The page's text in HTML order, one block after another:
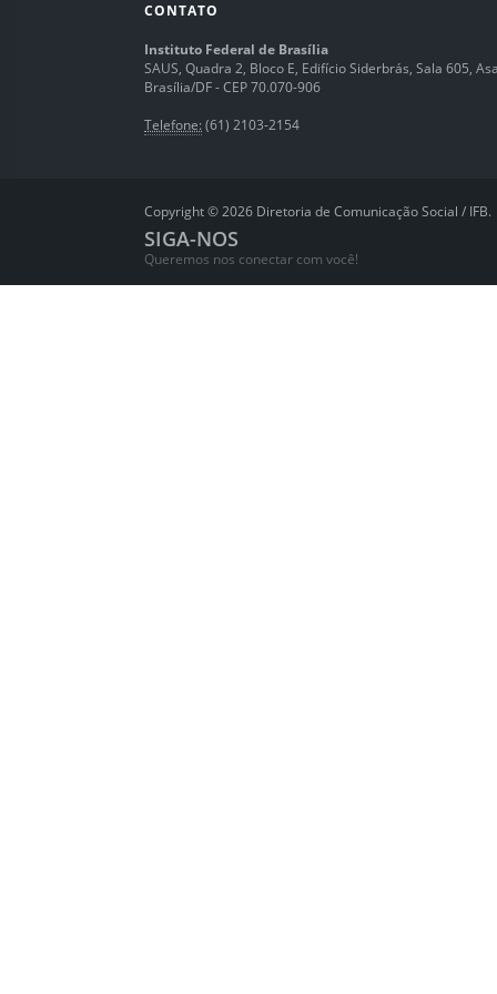
CONTATO
Instituto Federal de Brasília
SAUS, Quadra 2, Bloco E, Edifício Siderbrás, Sala 605,
Brasília/DF - CEP 70.070-906
Telefone: (61) 2103-2154
Copyright © 2026 Diretoria de Comunicação Social / IFB.
SIGA-NOS
Queremos nos conectar com você!